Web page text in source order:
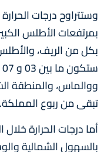
بكل من الريف،
تبقى من ربوع المملكة.
أما درجات الحرارة
بالسهول الشمالية